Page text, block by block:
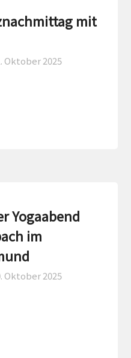
mit
Oktober 2025
Yogaabend
im
Oktober 2025